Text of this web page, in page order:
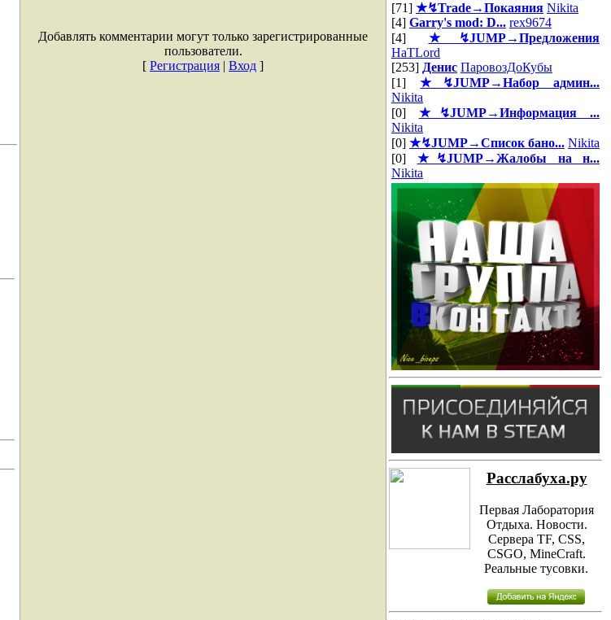
Добавлять комментарии могут только зарегистрированные
пользователи.
[ Регистрация | Вход ]
[71] ★↯Trade→Покаяния Nikita
[4] Garry's mod: D... rex9674
[4] ★↯JUMP→Предложения
HaTLord
[253] Денис ПаровозДоКубы
[1]★↯JUMP→Набор админ...
Nikita
[0] ★↯JUMP→Информация ...
Nikita
[0] ★↯JUMP→Список бано... Nikita
[0] ★↯JUMP→Жалобы на н...
Nikita
Расслабуха.ру
Первая Лаборатория
Отдыха. Новости.
Сервера TF, CSS,
CSGO, MineCraft.
Реальные тусовки.